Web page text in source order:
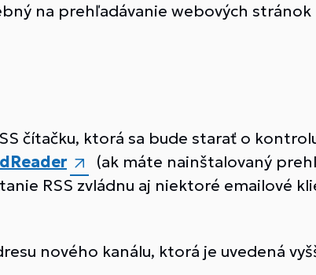
na prehľadávanie webových stránok
čítačku, ktorá sa bude starať o
(ak máte nainštalovaný
RSS zvládnu aj niektoré emailové
nového kanálu, ktorá je uvedená